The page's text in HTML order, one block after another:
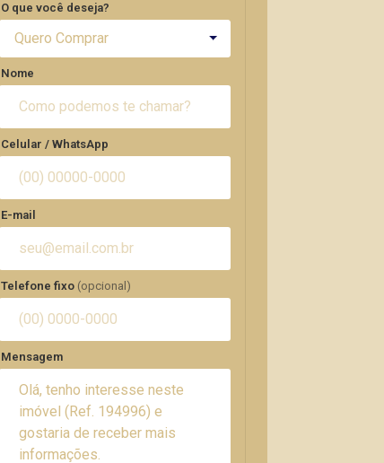
O que você deseja?
Quero Comprar
Nome
Celular / WhatsApp
E-mail
Telefone fixo (opcional)
Mensagem